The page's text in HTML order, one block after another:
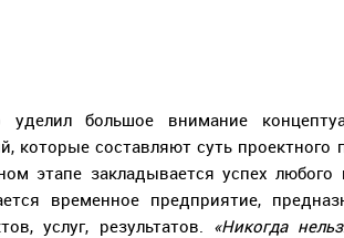
уделил большое внимание
которые составляют суть
этапе закладывается успех
временное предприятие,
услуг, результатов. «Никогда